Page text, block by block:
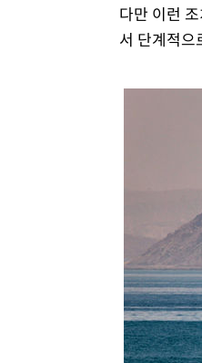
다만 이런
서 단계적으